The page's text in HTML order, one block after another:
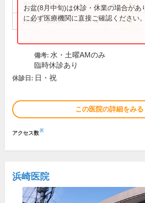
9:00～13:00 ● ● ● ●
14:00～18:00 ● ● ●
お盆(8月中旬)は休診・休業の場合があ
に必ず医療機関に直接ご確認ください。
備考: 水・土曜AMのみ
臨時休診あり
休診日: 日・祝
この医院の詳細をみる
アクセス数※
浜崎医院